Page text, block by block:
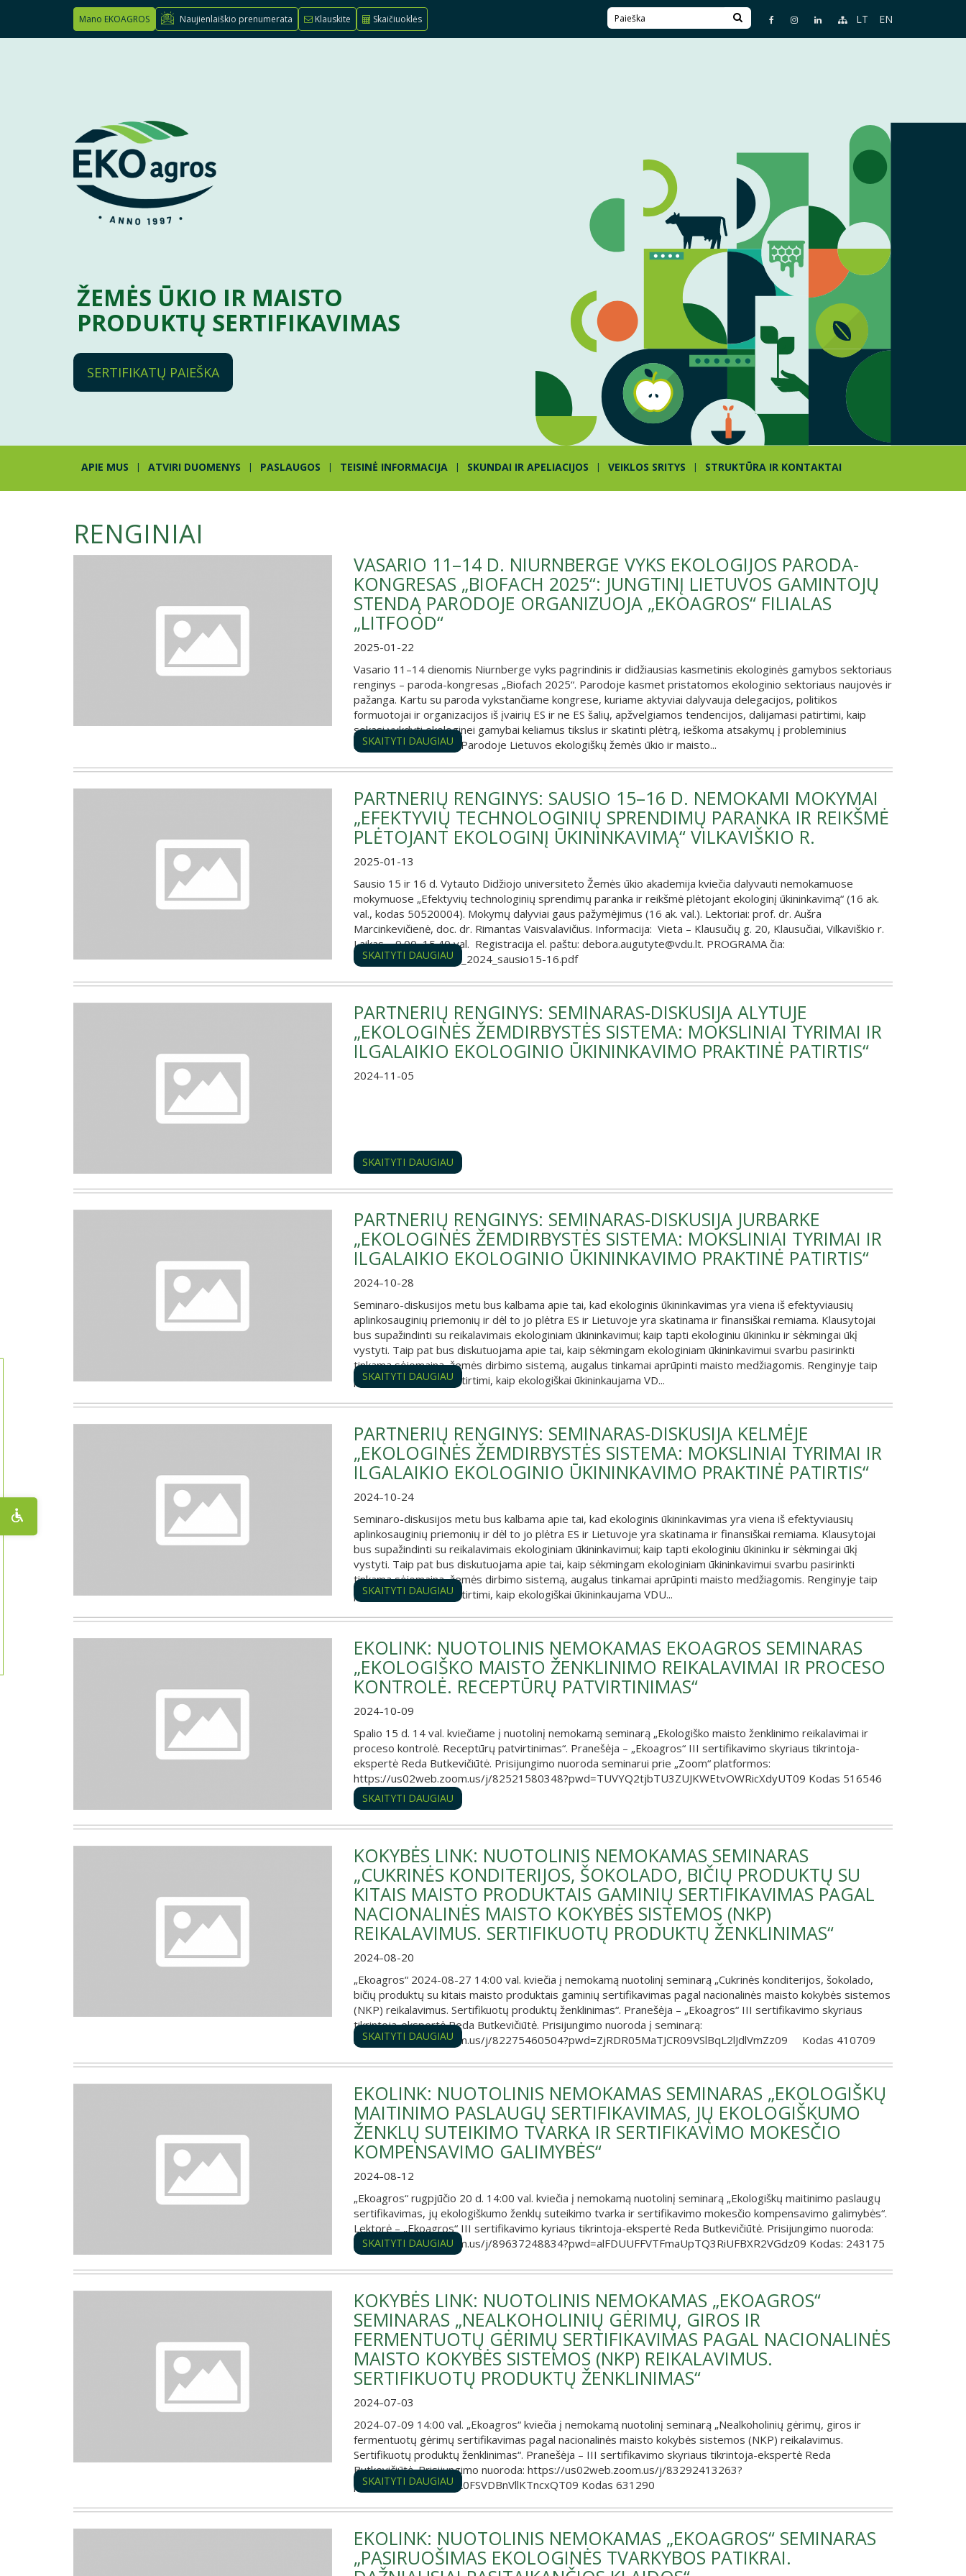
Mano EKOAGROS Naujienlaiškio prenumerata Klauskite Skaičiuoklės LT EN
ŽEMĖS ŪKIO IR MAISTO
PRODUKTŲ SERTIFIKAVIMAS
SERTIFIKATŲ PAIEŠKA
APIE MUS ATVIRI DUOMENYS PASLAUGOS TEISINĖ INFORMACIJA SKUNDAI IR APELIACIJOS VEIKLOS SRITYS STRUKTŪRA IR KONTAKTAI
RENGINIAI
VASARIO 11–14 D. NIURNBERGE VYKS EKOLOGIJOS PARODA-
KONGRESAS „BIOFACH 2025“: JUNGTINĮ LIETUVOS GAMINTOJŲ
STENDĄ PARODOJE ORGANIZUOJA „EKOAGROS“ FILIALAS
„LITFOOD“
2025-01-22
Vasario 11–14 dienomis Niurnberge vyks pagrindinis ir didžiausias kasmetinis ekologinės gamybos sektoriaus
renginys – paroda-kongresas „Biofach 2025“. Parodoje kasmet pristatomos ekologinio sektoriaus naujovės ir
pažanga. Kartu su paroda vykstančiame kongrese, kuriame aktyviai dalyvauja delegacijos, politikos
formuotojai ir organizacijos iš įvairių ES ir ne ES šalių, apžvelgiamos tendencijos, dalijamasi patirtimi, kaip
sekasi vykdyti ekologinei gamybai keliamus tikslus ir skatinti plėtrą, ieškoma atsakymų į probleminius
sektoriaus klausimus. Parodoje Lietuvos ekologiškų žemės ūkio ir maisto...
SKAITYTI DAUGIAU
PARTNERIŲ RENGINYS: SAUSIO 15–16 D. NEMOKAMI MOKYMAI
„EFEKTYVIŲ TECHNOLOGINIŲ SPRENDIMŲ PARANKA IR REIKŠMĖ
PLĖTOJANT EKOLOGINĮ ŪKININKAVIMĄ“ VILKAVIŠKIO R.
2025-01-13
Sausio 15 ir 16 d. Vytauto Didžiojo universiteto Žemės ūkio akademija kviečia dalyvauti nemokamuose
mokymuose „Efektyvių technologinių sprendimų paranka ir reikšmė plėtojant ekologinį ūkininkavimą“ (16 ak.
val., kodas 50520004). Mokymų dalyviai gaus pažymėjimus (16 ak. val.). Lektoriai: prof. dr. Aušra
Marcinkevičienė, doc. dr. Rimantas Vaisvalavičius. Informacija: Vieta – Klausučių g. 20, Klausučiai, Vilkaviškio r.
Laikas – 9.00–15.40 val. Registracija el. paštu: debora.augutyte@vdu.lt. PROGRAMA čia:
Mokymų_darbotvarkė_2024_sausio15-16.pdf
SKAITYTI DAUGIAU
PARTNERIŲ RENGINYS: SEMINARAS-DISKUSIJA ALYTUJE
„EKOLOGINĖS ŽEMDIRBYSTĖS SISTEMA: MOKSLINIAI TYRIMAI IR
ILGALAIKIO EKOLOGINIO ŪKININKAVIMO PRAKTINĖ PATIRTIS“
2024-11-05
SKAITYTI DAUGIAU
PARTNERIŲ RENGINYS: SEMINARAS-DISKUSIJA JURBARKE
„EKOLOGINĖS ŽEMDIRBYSTĖS SISTEMA: MOKSLINIAI TYRIMAI IR
ILGALAIKIO EKOLOGINIO ŪKININKAVIMO PRAKTINĖ PATIRTIS“
2024-10-28
Seminaro-diskusijos metu bus kalbama apie tai, kad ekologinis ūkininkavimas yra viena iš efektyviausių
aplinkosauginių priemonių ir dėl to jo plėtra ES ir Lietuvoje yra skatinama ir finansiškai remiama. Klausytojai
bus supažindinti su reikalavimais ekologiniam ūkininkavimui; kaip tapti ekologiniu ūkininku ir sėkmingai ūkį
vystyti. Taip pat bus diskutuojama apie tai, kaip sėkmingam ekologiniam ūkininkavimui svarbu pasirinkti
tinkamą sėjomainą, žemės dirbimo sistemą, augalus tinkamai aprūpinti maisto medžiagomis. Renginyje taip
pat bus pasidalinta patirtimi, kaip ekologiškai ūkininkaujama VD...
SKAITYTI DAUGIAU
PARTNERIŲ RENGINYS: SEMINARAS-DISKUSIJA KELMĖJE
„EKOLOGINĖS ŽEMDIRBYSTĖS SISTEMA: MOKSLINIAI TYRIMAI IR
ILGALAIKIO EKOLOGINIO ŪKININKAVIMO PRAKTINĖ PATIRTIS“
2024-10-24
Seminaro-diskusijos metu bus kalbama apie tai, kad ekologinis ūkininkavimas yra viena iš efektyviausių
aplinkosauginių priemonių ir dėl to jo plėtra ES ir Lietuvoje yra skatinama ir finansiškai remiama. Klausytojai
bus supažindinti su reikalavimais ekologiniam ūkininkavimui; kaip tapti ekologiniu ūkininku ir sėkmingai ūkį
vystyti. Taip pat bus diskutuojama apie tai, kaip sėkmingam ekologiniam ūkininkavimui svarbu pasirinkti
tinkamą sėjomainą, žemės dirbimo sistemą, augalus tinkamai aprūpinti maisto medžiagomis. Renginyje taip
pat bus pasidalinta patirtimi, kaip ekologiškai ūkininkaujama VDU...
SKAITYTI DAUGIAU
EKOLINK: NUOTOLINIS NEMOKAMAS EKOAGROS SEMINARAS
„EKOLOGIŠKO MAISTO ŽENKLINIMO REIKALAVIMAI IR PROCESO
KONTROLĖ. RECEPTŪRŲ PATVIRTINIMAS“
2024-10-09
Spalio 15 d. 14 val. kviečiame į nuotolinį nemokamą seminarą „Ekologiško maisto ženklinimo reikalavimai ir
proceso kontrolė. Receptūrų patvirtinimas“. Pranešėja – „Ekoagros“ III sertifikavimo skyriaus tikrintoja-
ekspertė Reda Butkevičiūtė. Prisijungimo nuoroda seminarui prie „Zoom“ platformos:
https://us02web.zoom.us/j/82521580348?pwd=TUVYQ2tjbTU3ZUJKWEtvOWRicXdyUT09 Kodas 516546
SKAITYTI DAUGIAU
KOKYBĖS LINK: NUOTOLINIS NEMOKAMAS SEMINARAS
„CUKRINĖS KONDITERIJOS, ŠOKOLADO, BIČIŲ PRODUKTŲ SU
KITAIS MAISTO PRODUKTAIS GAMINIŲ SERTIFIKAVIMAS PAGAL
NACIONALINĖS MAISTO KOKYBĖS SISTEMOS (NKP)
REIKALAVIMUS. SERTIFIKUOTŲ PRODUKTŲ ŽENKLINIMAS“
2024-08-20
„Ekoagros“ 2024-08-27 14:00 val. kviečia į nemokamą nuotolinį seminarą „Cukrinės konditerijos, šokolado,
bičių produktų su kitais maisto produktais gaminių sertifikavimas pagal nacionalinės maisto kokybės sistemos
(NKP) reikalavimus. Sertifikuotų produktų ženklinimas“. Pranešėja – „Ekoagros“ III sertifikavimo skyriaus
tikrintoja-ekspertė Reda Butkevičiūtė. Prisijungimo nuoroda į seminarą:
https://us02web.zoom.us/j/82275460504?pwd=ZjRDR05MaTJCR09VSlBqL2lJdlVmZz09 Kodas 410709
SKAITYTI DAUGIAU
EKOLINK: NUOTOLINIS NEMOKAMAS SEMINARAS „EKOLOGIŠKŲ
MAITINIMO PASLAUGŲ SERTIFIKAVIMAS, JŲ EKOLOGIŠKUMO
ŽENKLŲ SUTEIKIMO TVARKA IR SERTIFIKAVIMO MOKESČIO
KOMPENSAVIMO GALIMYBĖS“
2024-08-12
„Ekoagros“ rugpjūčio 20 d. 14:00 val. kviečia į nemokamą nuotolinį seminarą „Ekologiškų maitinimo paslaugų
sertifikavimas, jų ekologiškumo ženklų suteikimo tvarka ir sertifikavimo mokesčio kompensavimo galimybės“.
Lektorė – „Ekoagros“ III sertifikavimo kyriaus tikrintoja-ekspertė Reda Butkevičiūtė. Prisijungimo nuoroda:
https://us02web.zoom.us/j/89637248834?pwd=alFDUUFFVTFmaUpTQ3RiUFBXR2VGdz09 Kodas: 243175
SKAITYTI DAUGIAU
KOKYBĖS LINK: NUOTOLINIS NEMOKAMAS „EKOAGROS“
SEMINARAS „NEALKOHOLINIŲ GĖRIMŲ, GIROS IR
FERMENTUOTŲ GĖRIMŲ SERTIFIKAVIMAS PAGAL NACIONALINĖS
MAISTO KOKYBĖS SISTEMOS (NKP) REIKALAVIMUS.
SERTIFIKUOTŲ PRODUKTŲ ŽENKLINIMAS“
2024-07-03
2024-07-09 14:00 val. „Ekoagros“ kviečia į nemokamą nuotolinį seminarą „Nealkoholinių gėrimų, giros ir
fermentuotų gėrimų sertifikavimas pagal nacionalinės maisto kokybės sistemos (NKP) reikalavimus.
Sertifikuotų produktų ženklinimas“. Pranešėja – III sertifikavimo skyriaus tikrintoja-ekspertė Reda
Butkevičiūtė. Prisijungimo nuoroda: https://us02web.zoom.us/j/83292413263?
pwd=UnJuM3dIZHgyL0FSVDBnVllKTncxQT09 Kodas 631290
SKAITYTI DAUGIAU
EKOLINK: NUOTOLINIS NEMOKAMAS „EKOAGROS“ SEMINARAS
„PASIRUOŠIMAS EKOLOGINĖS TVARKYBOS PATIKRAI.